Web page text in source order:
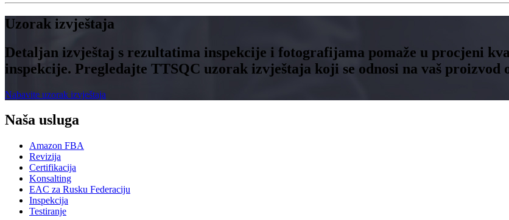
Uzorak izvještaja
Detaljan izvještaj s rezultatima inspekcije i fotografijama pomaže u procjeni
inspekcije. Pregledajte TTSQC uzorak izvještaja koji se odnosi na vaš proizvod
Nabavite uzorak izvještaja
Naša usluga
Amazon FBA
Revizija
Certifikacija
Konsalting
EAC za Rusku Federaciju
Inspekcija
Testiranje